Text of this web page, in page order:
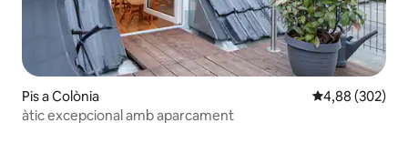
Pis a Colònia 4,88 de
4,88 (302)
àtic excepcional amb aparcament